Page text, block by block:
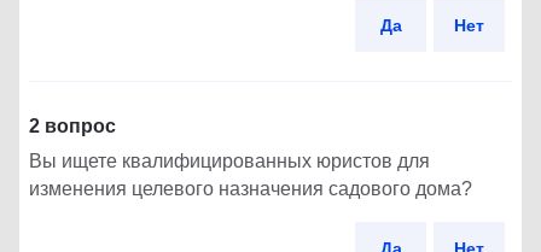
Да Нет
2 вопрос
Вы ищете квалифицированных юристов для
изменения целевого назначения садового дома?